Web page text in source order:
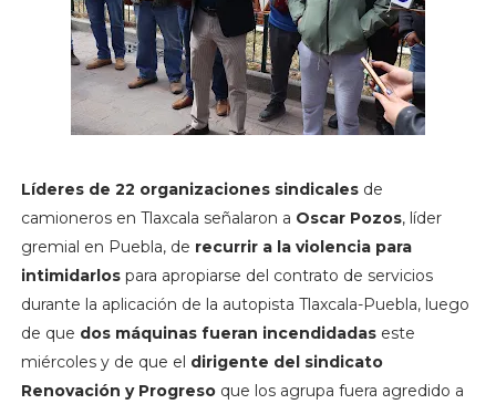
Líderes de 22 organizaciones sindicalesde
camioneros en Tlaxcala señalaron a Oscar Pozos, líder
gremial en Puebla, de recurrir a la violencia para
intimidarlospara apropiarse del contrato de servicios
durante la aplicación de la autopista Tlaxcala-Puebla, luego
de que dos máquinas fueran incendidadaseste
miércoles y de que el dirigente del sindicato
Renovación y Progresoque los agrupa fuera agredido a